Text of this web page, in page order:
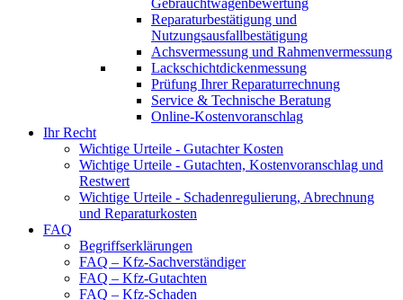
Gebrauchtwagenbewertung
Reparaturbestätigung und
Nutzungsausfallbestätigung
Achsvermessung und Rahmenvermessung
Lackschichtdickenmessung
Prüfung Ihrer Reparaturrechnung
Service & Technische Beratung
Online-Kostenvoranschlag
Ihr Recht
Wichtige Urteile - Gutachter Kosten
Wichtige Urteile - Gutachten, Kostenvoranschlag und
Restwert
Wichtige Urteile - Schadenregulierung, Abrechnung
und Reparaturkosten
FAQ
Begriffserklärungen
FAQ – Kfz-Sachverständiger
FAQ – Kfz-Gutachten
FAQ – Kfz-Schaden